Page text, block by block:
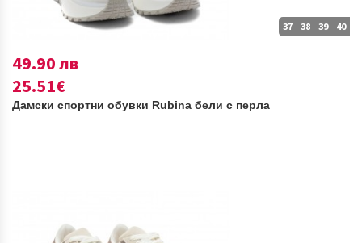
37 38 39 40
49.90 лв
25.51€
Дамски спортни обувки Rubina бели с перла